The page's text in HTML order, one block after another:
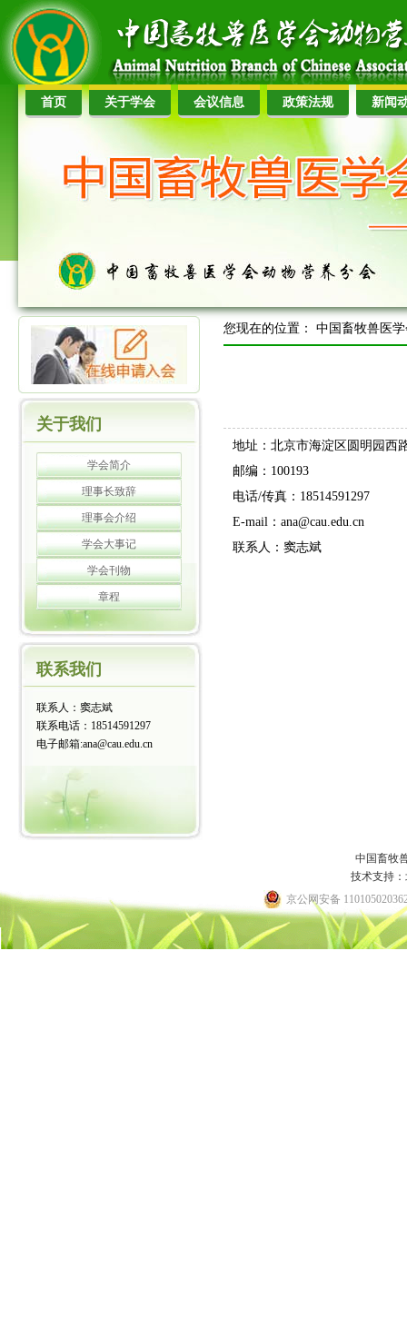
首页 关于学会 会议信息 政策法规 新闻
关于我们
学会简介
理事长致辞
理事会介绍
学会大事记
学会刊物
章程
联系我们
联系人：窦志斌
联系电话：18514591297
电子邮箱:ana@cau.edu.cn
您现在的位置： 中国畜牧兽医
地址：北京市海淀区圆明园西
邮编：100193
电话/传真：18514591297
E-mail：ana@cau.edu.cn
联系人：窦志斌
中国畜牧
技术支持
京公网安备